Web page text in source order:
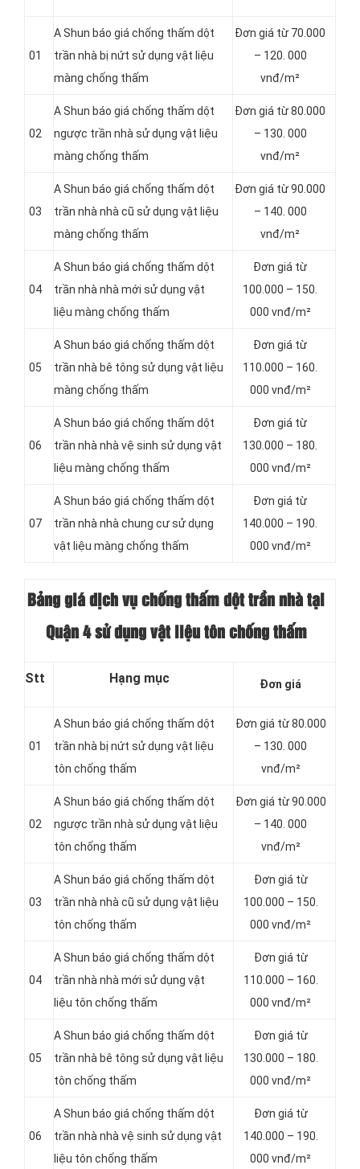
01
A Shun báo giá chống thấm dột
trần nhà bị nứt sử dụng vật liệu
màng chống thấm
Đơn giá từ 70.000
– 120. 000
vnđ/m²
02
A Shun báo giá chống thấm dột
ngược trần nhà sử dụng vật liệu
màng chống thấm
Đơn giá từ 80.000
– 130. 000
vnđ/m²
03
A Shun báo giá chống thấm dột
trần nhà nhà cũ sử dụng vật liệu
màng chống thấm
Đơn giá từ 90.000
– 140. 000
vnđ/m²
04
A Shun báo giá chống thấm dột
trần nhà nhà mới sử dụng vật
liệu màng chống thấm
Đơn giá từ
100.000 – 150.
000 vnđ/m²
05
A Shun báo giá chống thấm dột
trần nhà bê tông sử dụng vật liệu
màng chống thấm
Đơn giá từ
110.000 – 160.
000 vnđ/m²
06
A Shun báo giá chống thấm dột
trần nhà nhà vệ sinh sử dụng vật
liệu màng chống thấm
Đơn giá từ
130.000 – 180.
000 vnđ/m²
07
A Shun báo giá chống thấm dột
trần nhà nhà chung cư sử dụng
vật liệu màng chống thấm
Đơn giá từ
140.000 – 190.
000 vnđ/m²
Bảng giá dịch vụ chống thấm dột trần nhà tại
Quận 4 sử dụng vật liệu tôn chống thấm
Stt Hạng mục Đơn giá
01
A Shun báo giá chống thấm dột
trần nhà bị nứt sử dụng vật liệu
tôn chống thấm
Đơn giá từ 80.000
– 130. 000
vnđ/m²
02
A Shun báo giá chống thấm dột
ngược trần nhà sử dụng vật liệu
tôn chống thấm
Đơn giá từ 90.000
– 140. 000
vnđ/m²
03
A Shun báo giá chống thấm dột
trần nhà nhà cũ sử dụng vật liệu
tôn chống thấm
Đơn giá từ
100.000 – 150.
000 vnđ/m²
04
A Shun báo giá chống thấm dột
trần nhà nhà mới sử dụng vật
liệu tôn chống thấm
Đơn giá từ
110.000 – 160.
000 vnđ/m²
05
A Shun báo giá chống thấm dột
trần nhà bê tông sử dụng vật liệu
tôn chống thấm
Đơn giá từ
130.000 – 180.
000 vnđ/m²
06
A Shun báo giá chống thấm dột
trần nhà nhà vệ sinh sử dụng vật
liệu tôn chống thấm
Đơn giá từ
140.000 – 190.
000 vnđ/m²